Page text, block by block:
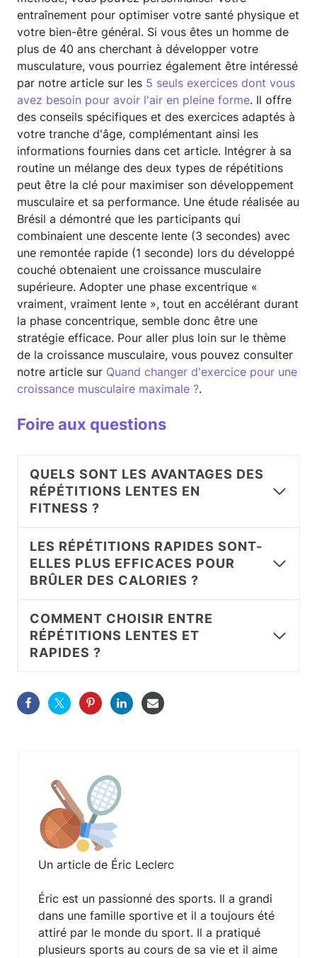
entraînement pour optimiser votre santé physique et
votre bien-être général. Si vous êtes un homme de
plus de 40 ans cherchant à développer votre
musculature, vous pourriez également être intéressé
par notre article sur les 5 seuls exercices dont vous
avez besoin pour avoir l'air en pleine forme. Il offre
des conseils spécifiques et des exercices adaptés à
votre tranche d'âge, complémentant ainsi les
informations fournies dans cet article. Intégrer à sa
routine un mélange des deux types de répétitions
peut être la clé pour maximiser son développement
musculaire et sa performance. Une étude réalisée au
Brésil a démontré que les participants qui
combinaient une descente lente (3 secondes) avec
une remontée rapide (1 seconde) lors du développé
couché obtenaient une croissance musculaire
supérieure. Adopter une phase excentrique «
vraiment, vraiment lente », tout en accélérant durant
la phase concentrique, semble donc être une
stratégie efficace. Pour aller plus loin sur le thème
de la croissance musculaire, vous pouvez consulter
notre article sur Quand changer d'exercice pour une
croissance musculaire maximale ?.
Foire aux questions
QUELS SONT LES AVANTAGES DES
RÉPÉTITIONS LENTES EN
FITNESS ?
LES RÉPÉTITIONS RAPIDES SONT-
ELLES PLUS EFFICACES POUR
BRÛLER DES CALORIES ?
COMMENT CHOISIR ENTRE
RÉPÉTITIONS LENTES ET
RAPIDES ?
Un article de Éric Leclerc
Éric est un passionné des sports. Il a grandi
dans une famille sportive et il a toujours été
attiré par le monde du sport. Il a pratiqué
plusieurs sports au cours de sa vie et il aime